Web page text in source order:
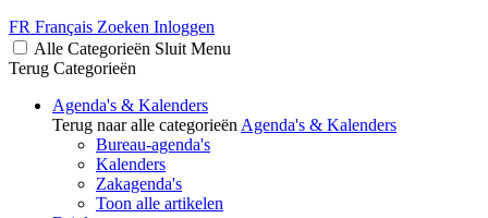
FR Français Zoeken Inloggen
Alle Categorieën Sluit Menu
Terug Categorieën
Agenda's & Kalenders
Terug naar alle categorieën Agenda's & Kalenders
Bureau-agenda's
Kalenders
Zakagenda's
Toon alle artikelen